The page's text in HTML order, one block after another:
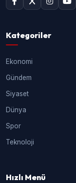
Kategoriler
Ekonomi
Gündem
Siyaset
Dünya
Spor
Teknoloji
Hızlı Menü